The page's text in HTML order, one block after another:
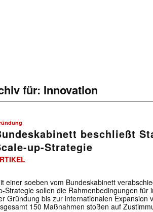
für: Innovation
beschließt
up-Strategie
einer soeben vom Bundeskabinett
Strategie sollen die Rahmenbedingungen für
Gründung bis zur internationalen Expansion
150 Maßnahmen stoßen auf